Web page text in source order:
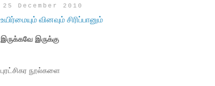
25 December 2010
உயிர்மையும் வினவும் சிரிப்பானும்
இருக்கவே இருக்கு
புரட்சிகர நூல்களை